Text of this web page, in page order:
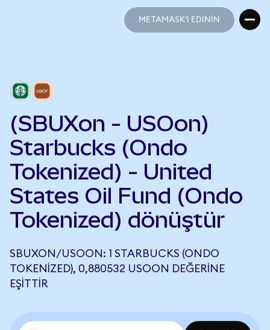
METAMASK'I EDİNİN
(SBUXon - USOon)
Starbucks (Ondo
Tokenized) - United
States Oil Fund (Ondo
Tokenized) dönüştür
SBUXON/USOON: 1 STARBUCKS (ONDO
TOKENIZED), 0,880532 USOON DEĞERINE
EŞITTIR